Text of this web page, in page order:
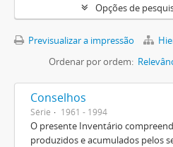
Opções de
Previsualizar a impressão
Ordenar por ordem:
Conselhos
Série 1961 - 1994
O presente Inventário
produzidos e acumulados pelos